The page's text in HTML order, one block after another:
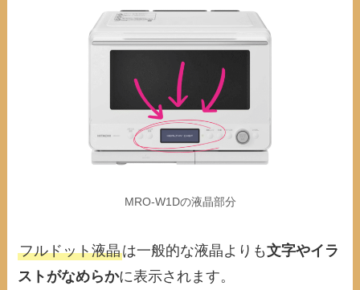
MRO-W1Dの液晶部分
フルドット液晶は一般的な液晶よりも文字やイラ
ストがなめらかに表示されます。